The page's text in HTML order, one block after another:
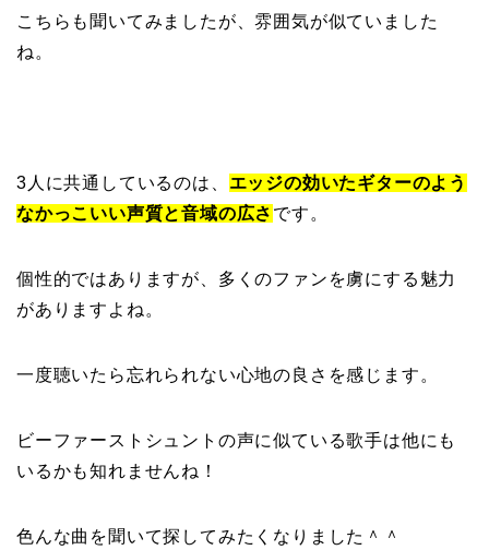
こちらも聞いてみましたが、雰囲気が似ていました
ね。
3人に共通しているのは、 エッジの効いたギターのよう
なかっこいい声質と音域の広さ です。
個性的ではありますが、多くのファンを虜にする魅力
がありますよね。
一度聴いたら忘れられない心地の良さを感じます。
ビーファーストシュントの声に似ている歌手は他にも
いるかも知れませんね！
色んな曲を聞いて探してみたくなりました＾＾